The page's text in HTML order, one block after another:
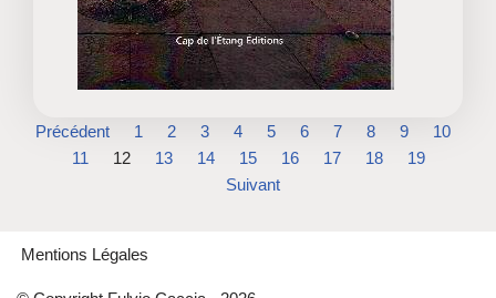
Précédent 1 2 3 4 5 6 7 8 9
10
11
12 13 14 15 16 17 18
19
Suivant
Mentions Légales